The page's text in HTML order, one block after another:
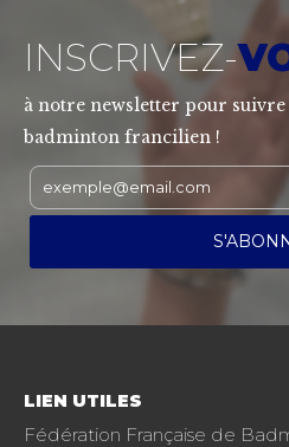
INSCRIVEZ-
à notre newsletter pour
badminton francilien !
LIEN UTILES
Fédération Française de